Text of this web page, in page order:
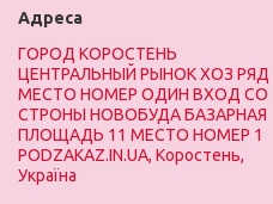
ГОРОД КОРОСТЕНЬ
ЦЕНТРАЛЬНЫЙ РЫНОК ХОЗ РЯД
МЕСТО НОМЕР ОДИН ВХОД СО
СТРОНЫ НОВОБУДА БАЗАРНАЯ
ПЛОЩАДЬ 11 МЕСТО НОМЕР 1
PODZAKAZ.IN.UA, Коростень,
Україна